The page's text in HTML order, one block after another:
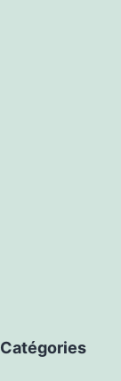
Catégories